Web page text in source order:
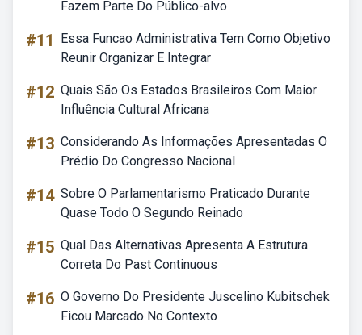
Fazem Parte Do Público-alvo
#11
Essa Funcao Administrativa Tem Como Objetivo
Reunir Organizar E Integrar
#12 Quais São Os Estados Brasileiros Com Maior
Influência Cultural Africana
#13 Considerando As Informações Apresentadas O
Prédio Do Congresso Nacional
#14 Sobre O Parlamentarismo Praticado Durante
Quase Todo O Segundo Reinado
#15 Qual Das Alternativas Apresenta A Estrutura
Correta Do Past Continuous
#16 O Governo Do Presidente Juscelino Kubitschek
Ficou Marcado No Contexto